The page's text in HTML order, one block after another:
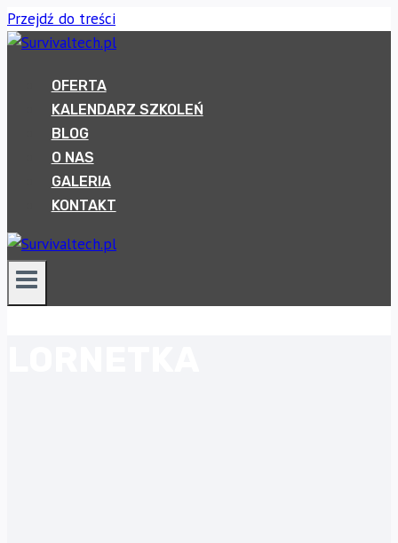
Przejdź do treści
OFERTA
KALENDARZ SZKOLEŃ
BLOG
O NAS
GALERIA
KONTAKT